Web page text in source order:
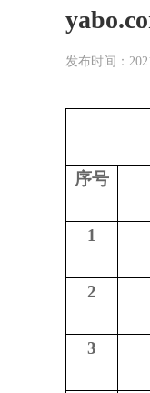
发布时间：
序号
1
2
3